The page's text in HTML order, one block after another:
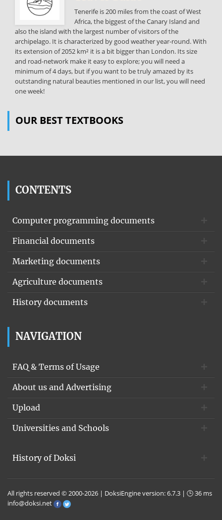
Tenerife is 200 miles from the coast of West
Africa, the biggest of the Canary Island and
also the island with the largest number of visitors of the
archipelago. It is characterized by good weather year-round. With
its extension of 2052 km² it is a bit bigger than London. Its size
and road-network make it easy to explore; you will need a
minimum of 4 days, but if you want to be truly amazed by its
outstanding natural beauties mentioned in our list, you will need
one week!
OUR BEST TEXTBOOKS
CONTENTS
Computer programming documents
Financial documents
Marketing documents
Agriculture documents
History documents
NAVIGATION
FAQ & Terms of Usage
About us and Advertising
Upload
Universities and Schools
History of Doksi
All rights reserved © 2000-2026 | DoksiEngine version: 6.7.3 | 🕒 36 ms
info@doksi.net